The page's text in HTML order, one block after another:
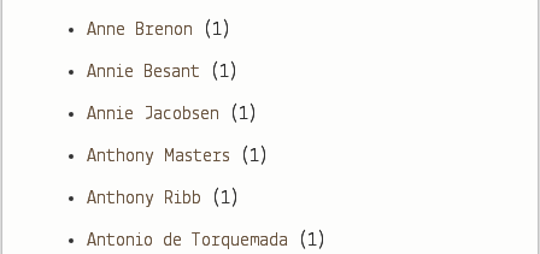
Anne Brenon (1)
Annie Besant (1)
Annie Jacobsen (1)
Anthony Masters (1)
Anthony Ribb (1)
Antonio de Torquemada (1)